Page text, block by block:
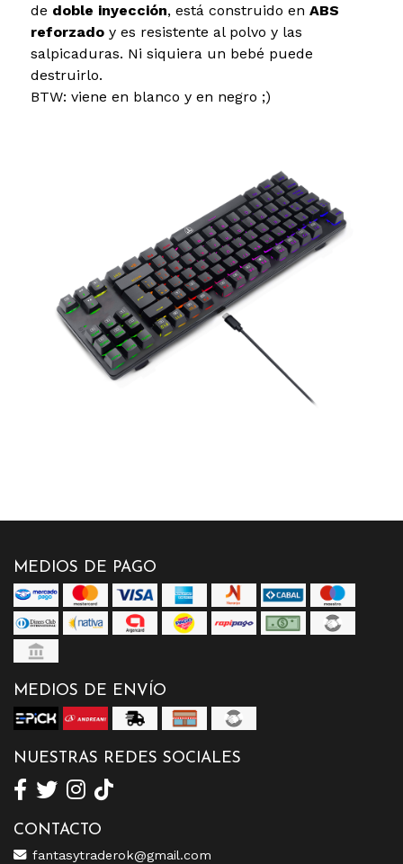
de doble inyección, está construido en ABS
reforzado y es resistente al polvo y las
salpicaduras. Ni siquiera un bebé puede
destruirlo.
BTW: viene en blanco y en negro ;)
MEDIOS DE PAGO
MEDIOS DE ENVÍO
NUESTRAS REDES SOCIALES
CONTACTO
fantasytraderok@gmail.com